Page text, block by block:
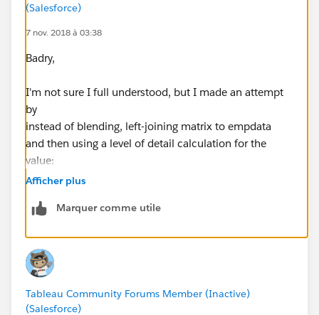
(Salesforce)
7 nov. 2018 à 03:38
Badry,
I'm not sure I full understood, but I made an attempt
by
instead of blending, left-joining matrix to empdata
and then using a level of detail calculation for the
value:
Thread:
Comparing Employees total to matrix by location issue
[HELP]
Afficher plus
Marquer comme utile
Tableau Community Forums Member (Inactive)
(Salesforce)